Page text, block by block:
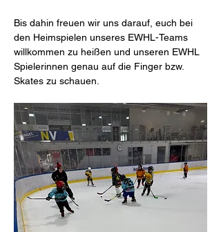
Bis dahin freuen wir uns darauf, euch bei
den Heimspielen unseres EWHL-Teams
willkommen zu heißen und unseren EWHL
Spielerinnen genau auf die Finger bzw.
Skates zu schauen.